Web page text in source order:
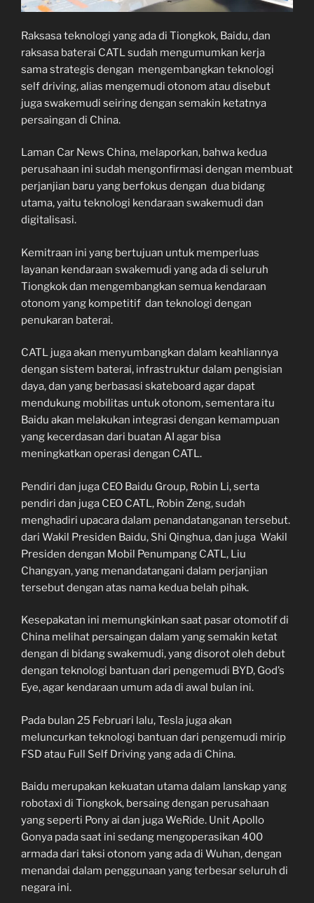
Raksasa teknologi yang ada di Tiongkok, Baidu, dan
raksasa baterai CATL sudah mengumumkan kerja
sama strategis dengan mengembangkan teknologi
self driving, alias mengemudi otonom atau disebut
juga swakemudi seiring dengan semakin ketatnya
persaingan di China.
Laman Car News China, melaporkan, bahwa kedua
perusahaan ini sudah mengonfirmasi dengan membuat
perjanjian baru yang berfokus dengan dua bidang
utama, yaitu teknologi kendaraan swakemudi dan
digitalisasi.
Kemitraan ini yang bertujuan untuk memperluas
layanan kendaraan swakemudi yang ada di seluruh
Tiongkok dan mengembangkan semua kendaraan
otonom yang kompetitif dan teknologi dengan
penukaran baterai.
CATL juga akan menyumbangkan dalam keahliannya
dengan sistem baterai, infrastruktur dalam pengisian
daya, dan yang berbasasi skateboard agar dapat
mendukung mobilitas untuk otonom, sementara itu
Baidu akan melakukan integrasi dengan kemampuan
yang kecerdasan dari buatan AI agar bisa
meningkatkan operasi dengan CATL.
Pendiri dan juga CEO Baidu Group, Robin Li, serta
pendiri dan juga CEO CATL, Robin Zeng, sudah
menghadiri upacara dalam penandatanganan tersebut.
dari Wakil Presiden Baidu, Shi Qinghua, dan juga Wakil
Presiden dengan Mobil Penumpang CATL, Liu
Changyan, yang menandatangani dalam perjanjian
tersebut dengan atas nama kedua belah pihak.
Kesepakatan ini memungkinkan saat pasar otomotif di
China melihat persaingan dalam yang semakin ketat
dengan di bidang swakemudi, yang disorot oleh debut
dengan teknologi bantuan dari pengemudi BYD, God’s
Eye, agar kendaraan umum ada di awal bulan ini.
Pada bulan 25 Februari lalu, Tesla juga akan
meluncurkan teknologi bantuan dari pengemudi mirip
FSD atau Full Self Driving yang ada di China.
Baidu merupakan kekuatan utama dalam lanskap yang
robotaxi di Tiongkok, bersaing dengan perusahaan
yang seperti Pony ai dan juga WeRide. Unit Apollo
Gonya pada saat ini sedang mengoperasikan 400
armada dari taksi otonom yang ada di Wuhan, dengan
menandai dalam penggunaan yang terbesar seluruh di
negara ini.